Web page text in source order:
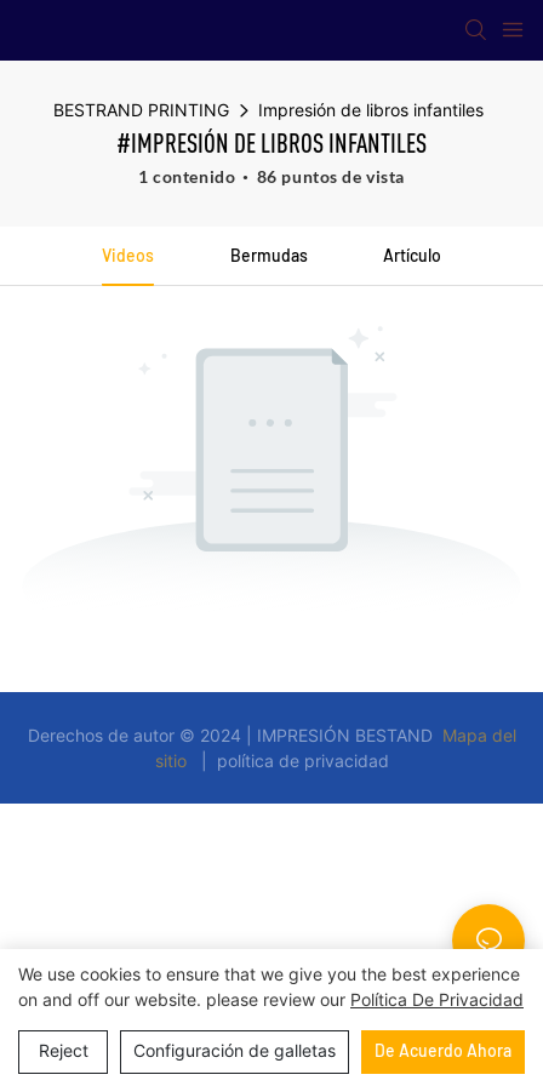
BESTRAND PRINTING Impresión de libros infantiles
#IMPRESIÓN DE LIBROS INFANTILES
1 contenido 86 puntos de vista
Videos Bermudas Artículo
Derechos de autor © 2024 | IMPRESIÓN BESTAND Mapa del
sitio
política de privacidad
We use cookies to ensure that we give you the best experience
on and off our website. please review our Política De Privacidad
Reject Configuración de galletas De Acuerdo Ahora